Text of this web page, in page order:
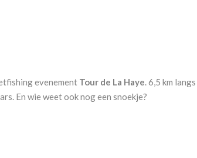
evenement Tour de La Haye. 6,5 km
En wie weet ook nog een snoekje?